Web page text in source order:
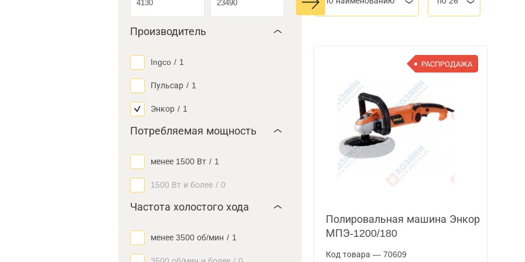
Производитель
Ingco / 1
Пульсар / 1
Энкор / 1
Потребляемая мощность
менее 1500 Вт / 1
1500 Вт и более / 0
Частота холостого хода
менее 3500 об/мин / 1
РАСПРОДАЖА
Полировальная машина Энкор
МПЭ-1200/180
Код товара — 70609